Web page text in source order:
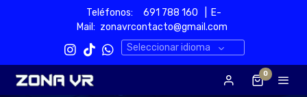
Teléfonos: 691 788 160‬
| E-
Mail: zonavrcontacto@gmail.com
Seleccionar idioma
0